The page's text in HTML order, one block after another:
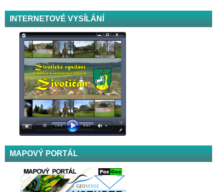
INTERNETOVÉ VYSÍLÁNÍ
MAPOVÝ PORTÁL